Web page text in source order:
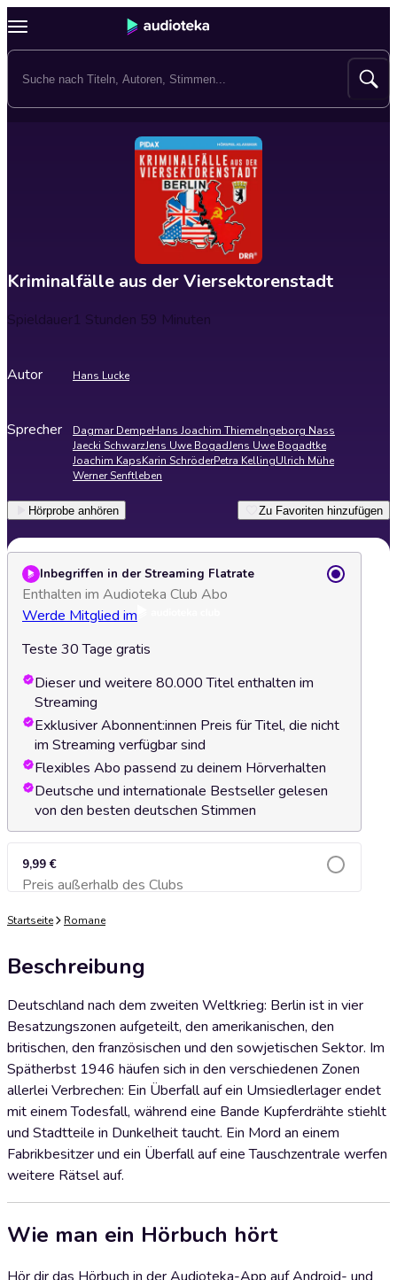
Kriminalfälle aus der Viersektorenstadt
Spieldauer1 Stunden 59 Minuten
Autor Hans Lucke
Sprecher Dagmar DempeHans Joachim ThiemeIngeborg Nass
Jaecki SchwarzJens Uwe BogadJens Uwe Bogadtke
Joachim KapsKarin SchröderPetra KellingUlrich Mühe
Werner Senftleben
Hörprobe anhören Zu Favoriten hinzufügen
Inbegriffen in der Streaming Flatrate
Enthalten im Audioteka Club Abo
Werde Mitglied im
Teste 30 Tage gratis
Dieser und weitere 80.000 Titel enthalten im
Streaming
Exklusiver Abonnent:innen Preis für Titel, die nicht
im Streaming verfügbar sind
Flexibles Abo passend zu deinem Hörverhalten
Deutsche und internationale Bestseller gelesen
von den besten deutschen Stimmen
9,99 €
Preis außerhalb des ClubsZum Warenkorb hinzufügen
Startseite Romane
Beschreibung
Deutschland nach dem zweiten Weltkrieg: Berlin ist in vier
Besatzungszonen aufgeteilt, den amerikanischen, den
britischen, den französischen und den sowjetischen Sektor. Im
Spätherbst 1946 häufen sich in den verschiedenen Zonen
allerlei Verbrechen: Ein Überfall auf ein Umsiedlerlager endet
mit einem Todesfall, während eine Bande Kupferdrähte stiehlt
und Stadtteile in Dunkelheit taucht. Ein Mord an einem
Fabrikbesitzer und ein Überfall auf eine Tauschzentrale werfen
weitere Rätsel auf.
Wie man ein Hörbuch hört